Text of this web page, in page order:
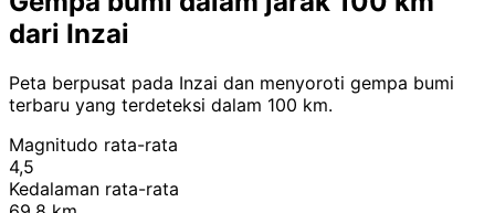
dari Inzai
Peta berpusat pada Inzai dan menyoroti gempa bumi
terbaru yang terdeteksi dalam 100 km.
Magnitudo rata-rata
4,5
Kedalaman rata-rata